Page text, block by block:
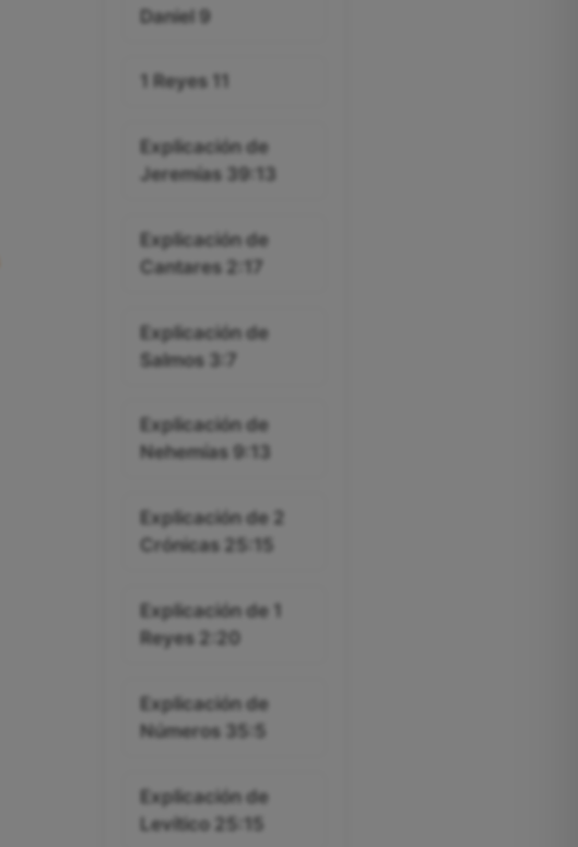
Daniel 9
1 Reyes 11
Explicación de
Jeremías 39:13
Explicación de
Cantares 2:17
Explicación de
Salmos 3:7
Explicación de
Nehemías 9:13
Explicación de 2
Crónicas 25:15
Explicación de 1
Reyes 2:20
Explicación de
Números 35:5
Explicación de
Levítico 25:15